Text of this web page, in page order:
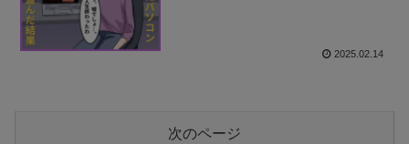
2025.02.14
次のページ